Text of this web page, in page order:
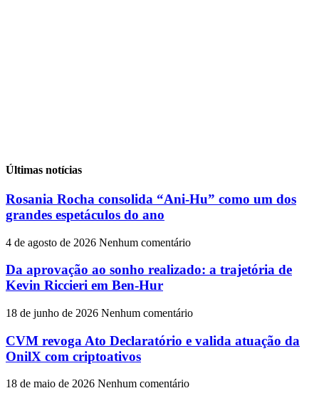
Últimas notícias
Rosania Rocha consolida “Ani-Hu” como um dos
grandes espetáculos do ano
4 de agosto de 2026 Nenhum comentário
Da aprovação ao sonho realizado: a trajetória de
Kevin Riccieri em Ben-Hur
18 de junho de 2026 Nenhum comentário
CVM revoga Ato Declaratório e valida atuação da
OnilX com criptoativos
18 de maio de 2026 Nenhum comentário